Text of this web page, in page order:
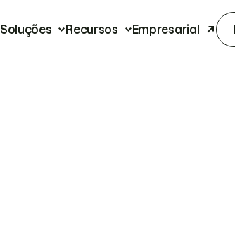
Soluções Recursos Empresarial